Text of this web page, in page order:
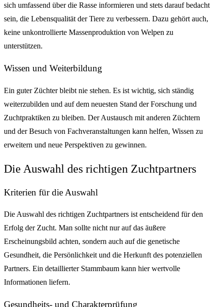
sich umfassend über die Rasse informieren und stets darauf bedacht
sein, die Lebensqualität der Tiere zu verbessern. Dazu gehört auch,
keine unkontrollierte Massenproduktion von Welpen zu
unterstützen.
Wissen und Weiterbildung
Ein guter Züchter bleibt nie stehen. Es ist wichtig, sich ständig
weiterzubilden und auf dem neuesten Stand der Forschung und
Zuchtpraktiken zu bleiben. Der Austausch mit anderen Züchtern
und der Besuch von Fachveranstaltungen kann helfen, Wissen zu
erweitern und neue Perspektiven zu gewinnen.
Die Auswahl des richtigen Zuchtpartners
Kriterien für die Auswahl
Die Auswahl des richtigen Zuchtpartners ist entscheidend für den
Erfolg der Zucht. Man sollte nicht nur auf das äußere
Erscheinungsbild achten, sondern auch auf die genetische
Gesundheit, die Persönlichkeit und die Herkunft des potenziellen
Partners. Ein detaillierter Stammbaum kann hier wertvolle
Informationen liefern.
Gesundheits- und Charakterprüfung